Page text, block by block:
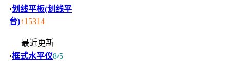
·划线平板(划线平
台)↑15314
最近更新
·框式水平仪8/5